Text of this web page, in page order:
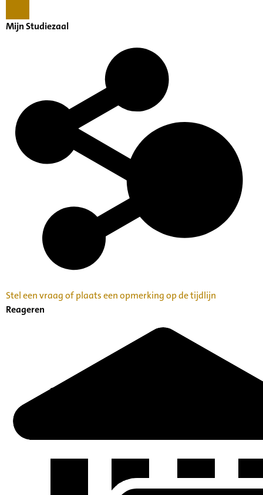
Mijn Studiezaal
Stel een vraag of plaats een opmerking op de tijdlijn
Reageren